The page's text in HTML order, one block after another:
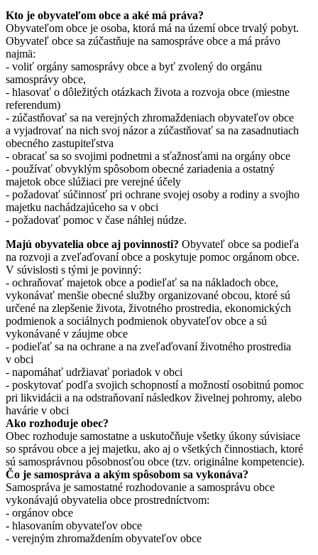
Kto je obyvateľom obce a aké má práva?
Obyvateľom obce je osoba, ktorá má na území obce trvalý pobyt.
Obyvateľ obce sa zúčastňuje na samospráve obce a má právo
najmä:
- voliť orgány samosprávy obce a byť zvolený do orgánu
samosprávy obce,
- hlasovať o dôležitých otázkach života a rozvoja obce (miestne
referendum)
- zúčastňovať sa na verejných zhromaždeniach obyvateľov obce
a vyjadrovať na nich svoj názor a zúčastňovať sa na zasadnutiach
obecného zastupiteľstva
- obracať sa so svojimi podnetmi a sťažnosťami na orgány obce
- používať obvyklým spôsobom obecné zariadenia a ostatný
majetok obce slúžiaci pre verejné účely
- požadovať súčinnosť pri ochrane svojej osoby a rodiny a svojho
majetku nachádzajúceho sa v obci
- požadovať pomoc v čase náhlej núdze.
Majú obyvatelia obce aj povinnosti? Obyvateľ obce sa podieľa
na rozvoji a zveľaďovaní obce a poskytuje pomoc orgánom obce.
V súvislosti s tými je povinný:
- ochraňovať majetok obce a podieľať sa na nákladoch obce,
vykonávať menšie obecné služby organizované obcou, ktoré sú
určené na zlepšenie života, životného prostredia, ekonomických
podmienok a sociálnych podmienok obyvateľov obce a sú
vykonávané v záujme obce
- podieľať sa na ochrane a na zveľaďovaní životného prostredia
v obci
- napomáhať udržiavať poriadok v obci
- poskytovať podľa svojich schopností a možností osobitnú pomoc
pri likvidácii a na odstraňovaní následkov živelnej pohromy, alebo
havárie v obci
Ako rozhoduje obec?
Obec rozhoduje samostatne a uskutočňuje všetky úkony súvisiace
so správou obce a jej majetku, ako aj o všetkých činnostiach, ktoré
sú samosprávnou pôsobnosťou obce (tzv. originálne kompetencie).
Čo je samospráva a akým spôsobom sa vykonáva?
Samospráva je samostatné rozhodovanie a samosprávu obce
vykonávajú obyvatelia obce prostredníctvom:
- orgánov obce
- hlasovaním obyvateľov obce
- verejným zhromaždením obyvateľov obce